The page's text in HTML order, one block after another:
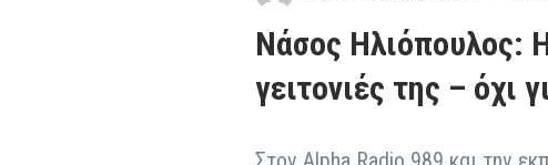
Νάσος Ηλιόπουλος:
γειτονιές της – όχι